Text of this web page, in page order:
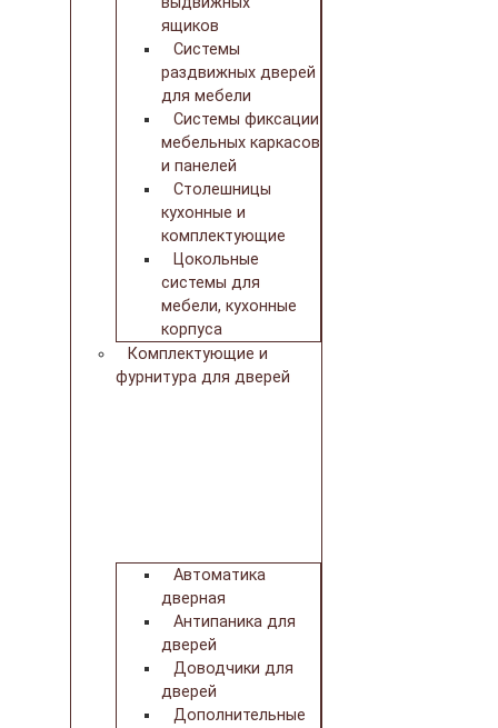
ящиков
Системы
раздвижных дверей
для мебели
Системы фиксации
мебельных каркасов
и панелей
Столешницы
кухонные и
комплектующие
Цокольные
системы для
мебели, кухонные
корпуса
Комплектующие и
фурнитура для дверей
Автоматика
дверная
Антипаника для
дверей
Доводчики для
дверей
Дополнительные